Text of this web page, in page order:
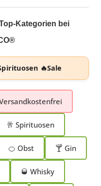
Kategorien bei
🔥Sale
🥂 Spirituosen
🍊 Obst 🍸 Gin
🥃 Whisky